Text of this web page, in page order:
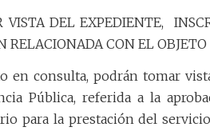
DEL EXPEDIENTE,
CON EL
en consulta, podrán tomar
Pública, referida a la
para la prestación del